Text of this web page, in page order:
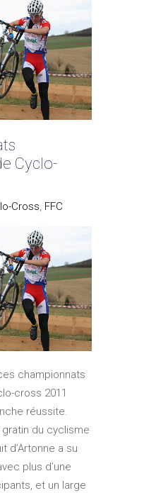
Cyclo-
Cross, FFC
championnats
cross 2011
réussite.
du cyclisme
d’Artonne a su
plus d’une
et un large